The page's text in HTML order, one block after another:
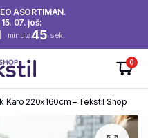
ASORTIMAN.
07. još:
minuta45 sek.
0
Karo 220x160cm – Tekstil Shop